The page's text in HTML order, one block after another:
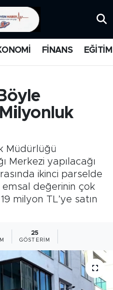
FİNANS EĞİTİM
Milyonluk
Müdürlüğü
Merkezi yapılacağı
ikinci parselde
değerinin çok
milyon TL’ye satın
25
GÖSTERIM
ve Fikstür